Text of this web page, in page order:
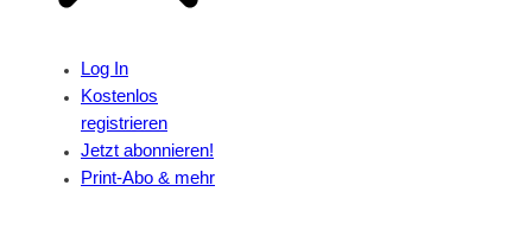
Log In
Kostenlos
registrieren
Jetzt abonnieren!
Print-Abo & mehr